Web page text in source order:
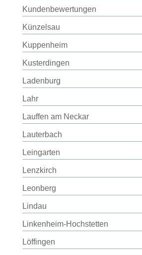
Kundenbewertungen
Künzelsau
Kuppenheim
Kusterdingen
Ladenburg
Lahr
Lauffen am Neckar
Lauterbach
Leingarten
Lenzkirch
Leonberg
Lindau
Linkenheim-Hochstetten
Löffingen